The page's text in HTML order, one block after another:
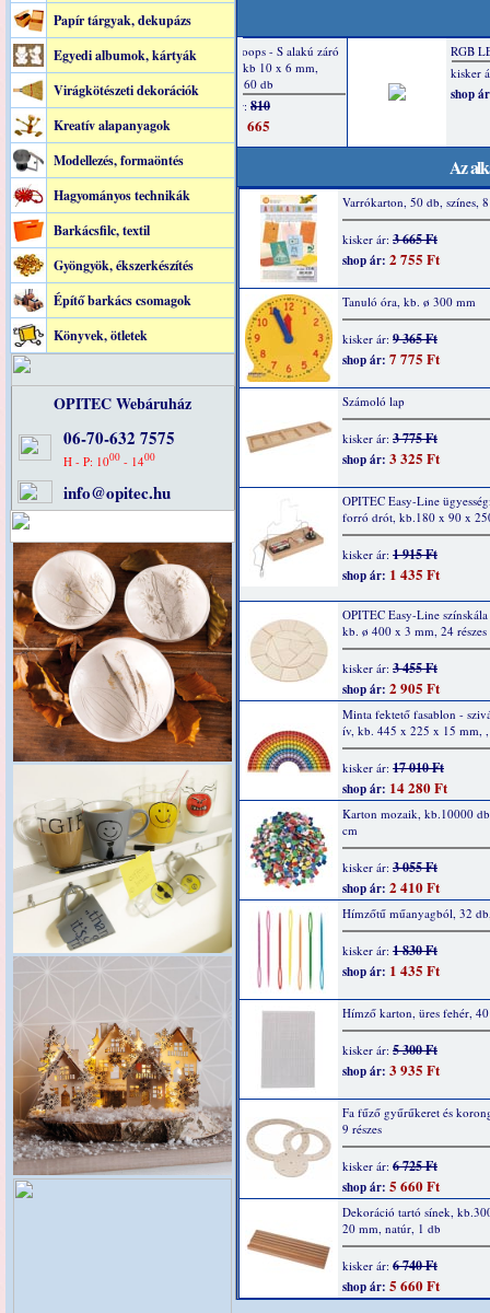
Papír tárgyak, dekupázs
Egyedi albumok, kártyák
Virágkötészeti dekorációk
Kreatív alapanyagok
Modellezés, formaöntés
Hagyományos technikák
Barkácsfilc, textil
Gyöngyök, ékszerkészítés
Építő barkács csomagok
Könyvek, ötletek
OPITEC Webáruház
06-70-632 7575
H - P: 1000- 1400
info@opitec.hu
Az
Varrókarton, 50 db, színes,
kisker ár: 3 665 Ft
shop ár: 2 755 Ft
Tanuló óra, kb. ø 300 mm
kisker ár: 9 365 Ft
shop ár: 7 775 Ft
Számoló lap
kisker ár: 3 775 Ft
shop ár: 3 325 Ft
OPITEC Easy-Line
forró drót, kb.180 x 90 x
kisker ár: 1 915 Ft
shop ár: 1 435 Ft
OPITEC Easy-Line
kb. ø 400 x 3 mm, 24 részes
kisker ár: 3 455 Ft
shop ár: 2 905 Ft
Minta fektető fasablon -
ív, kb. 445 x 225 x 15 mm,
kisker ár: 17 010 Ft
shop ár: 14 280 Ft
Karton mozaik, kb.10000
cm
kisker ár: 3 055 Ft
shop ár: 2 410 Ft
Hímzőtű műanyagból, 32
kisker ár: 1 830 Ft
shop ár: 1 435 Ft
Hímző karton, üres fehér,
kisker ár: 5 300 Ft
shop ár: 3 935 Ft
Fa fűző gyűrűkeret és
9 részes
kisker ár: 6 725 Ft
shop ár: 5 660 Ft
Dekoráció tartó sínek,
20 mm, natúr, 1 db
kisker ár: 6 740 Ft
shop ár: 5 660 Ft